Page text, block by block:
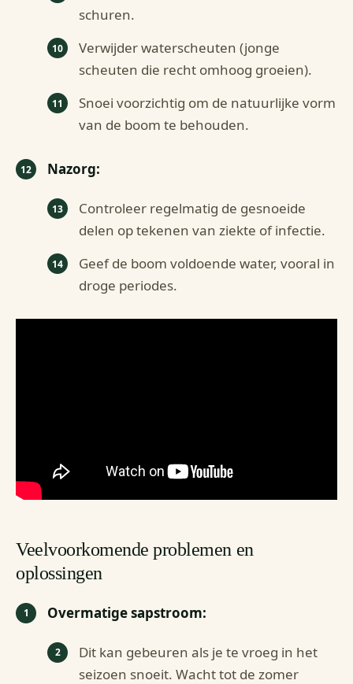
schuren.
Verwijder waterscheuten (jonge
scheuten die recht omhoog groeien).
Snoei voorzichtig om de natuurlijke vorm
van de boom te behouden.
Nazorg:
Controleer regelmatig de gesnoeide
delen op tekenen van ziekte of infectie.
Geef de boom voldoende water, vooral in
droge periodes.
Veelvoorkomende problemen en
oplossingen
Overmatige sapstroom:
Dit kan gebeuren als je te vroeg in het
seizoen snoeit. Wacht tot de zomer